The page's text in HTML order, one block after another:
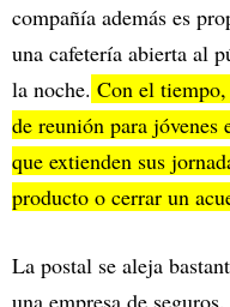
compañía además es
una cafetería abierta al
la noche. Con el
de reunión para jóvenes
que extienden sus
producto o cerrar un
La postal se aleja
una empresa de